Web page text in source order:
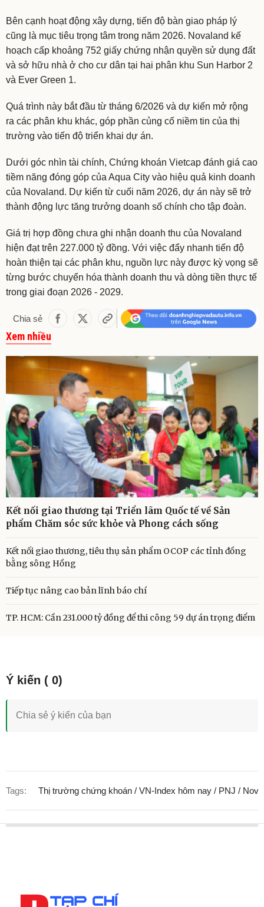
Bên cạnh hoạt động xây dựng, tiến độ bàn giao pháp lý
cũng là mục tiêu trọng tâm trong năm 2026. Novaland kế
hoạch cấp khoảng 752 giấy chứng nhận quyền sử dụng đất
và sở hữu nhà ở cho cư dân tại hai phân khu Sun Harbor 2
và Ever Green 1.
Quá trình này bắt đầu từ tháng 6/2026 và dự kiến mở rộng
ra các phân khu khác, góp phần củng cố niềm tin của thị
trường vào tiến độ triển khai dự án.
Dưới góc nhìn tài chính, Chứng khoán Vietcap đánh giá cao
tiềm năng đóng góp của Aqua City vào hiệu quả kinh doanh
của Novaland. Dự kiến từ cuối năm 2026, dự án này sẽ trở
thành động lực tăng trưởng doanh số chính cho tập đoàn.
Giá trị hợp đồng chưa ghi nhận doanh thu của Novaland
hiện đạt trên 227.000 tỷ đồng. Với việc đẩy nhanh tiến độ
hoàn thiện tại các phân khu, nguồn lực này được kỳ vọng sẽ
từng bước chuyển hóa thành doanh thu và dòng tiền thực tế
trong giai đoạn 2026 - 2029.
Chia sẻ
Xem nhiều
Kết nối giao thương tại Triển lãm Quốc tế về Sản
phẩm Chăm sóc sức khỏe và Phong cách sống
Kết nối giao thương, tiêu thụ sản phẩm OCOP các tỉnh đồng
bằng sông Hồng
Tiếp tục nâng cao bản lĩnh báo chí
TP. HCM: Cần 231.000 tỷ đồng để thi công 59 dự án trọng điểm
Tags: Thị trường chứng khoán / VN-Index hôm nay / PNJ /